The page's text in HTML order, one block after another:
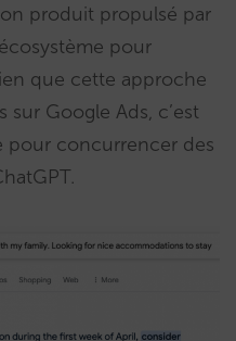
produit propulsé par
pour
que cette approche
sur Google Ads, c’est
pour concurrencer des